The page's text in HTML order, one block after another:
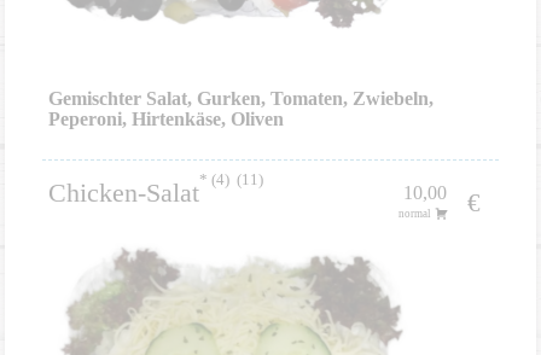
Gemischter Salat, Gurken, Tomaten, Zwiebeln,
Peperoni, Hirtenkäse, Oliven
Chicken-Salat 4 11
10,00
normal €